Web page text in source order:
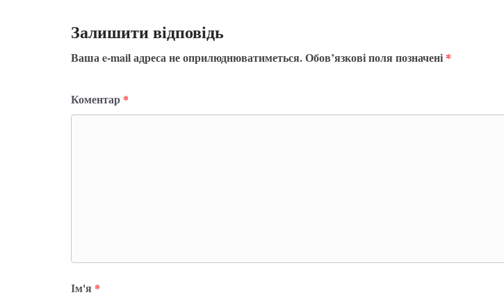
Залишити відповідь
Ваша e-mail адреса не оприлюднюватиметься.Обов’язкові поля позначені *
Коментар *
Ім'я *